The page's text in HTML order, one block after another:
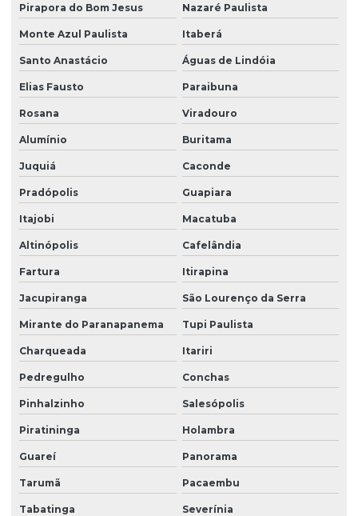
Pirapora do Bom Jesus Nazaré Paulista
Monte Azul Paulista Itaberá
Santo Anastácio Águas de Lindóia
Elias Fausto Paraibuna
Rosana Viradouro
Alumínio Buritama
Juquiá Caconde
Pradópolis Guapiara
Itajobi Macatuba
Altinópolis Cafelândia
Fartura Itirapina
Jacupiranga São Lourenço da Serra
Mirante do Paranapanema Tupi Paulista
Charqueada Itariri
Pedregulho Conchas
Pinhalzinho Salesópolis
Piratininga Holambra
Guareí Panorama
Tarumã Pacaembu
Tabatinga Severínia